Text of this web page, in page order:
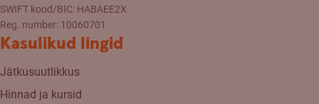
SWIFT kood/BIC: HABAEE2X
Reg. number: 10060701
Kasulikud lingid
Jätkusuutlikkus
Hinnad ja kursid